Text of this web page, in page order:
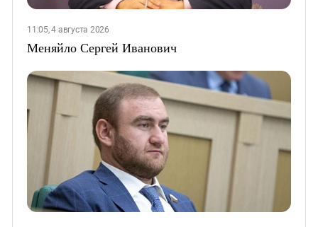
11:05, 4 августа 2026
Меняйло Сергей Иванович